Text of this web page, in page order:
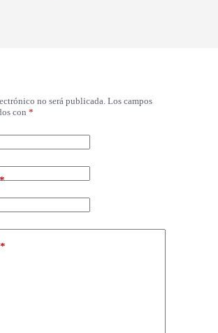
no será publicada. Los campos
con *
*